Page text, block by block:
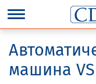
машина